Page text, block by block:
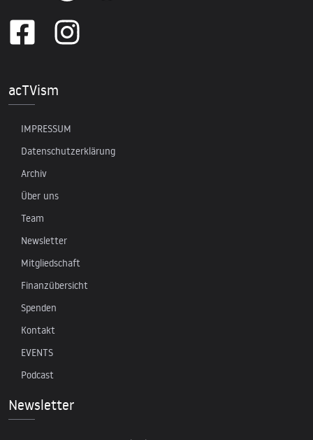
acTVism
IMPRESSUM
Datenschutzerklärung
Archiv
Über uns
Team
Newsletter
Mitgliedschaft
Finanzübersicht
Spenden
Kontakt
EVENTS
Podcast
Newsletter